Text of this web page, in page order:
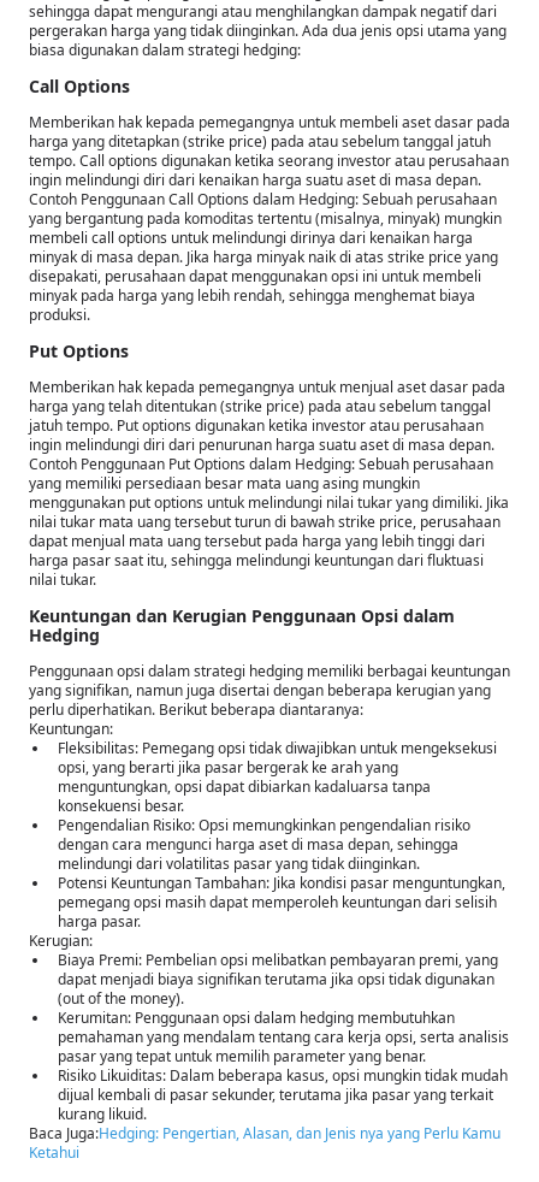
sehingga dapat mengurangi atau menghilangkan dampak negatif dari
pergerakan harga yang tidak diinginkan. Ada dua jenis opsi utama yang
biasa digunakan dalam strategi hedging:
Call Options
Memberikan hak kepada pemegangnya untuk membeli aset dasar pada
harga yang ditetapkan (strike price) pada atau sebelum tanggal jatuh
tempo. Call options digunakan ketika seorang investor atau perusahaan
ingin melindungi diri dari kenaikan harga suatu aset di masa depan.
Contoh Penggunaan Call Options dalam Hedging: Sebuah perusahaan
yang bergantung pada komoditas tertentu (misalnya, minyak) mungkin
membeli call options untuk melindungi dirinya dari kenaikan harga
minyak di masa depan. Jika harga minyak naik di atas strike price yang
disepakati, perusahaan dapat menggunakan opsi ini untuk membeli
minyak pada harga yang lebih rendah, sehingga menghemat biaya
produksi.
Put Options
Memberikan hak kepada pemegangnya untuk menjual aset dasar pada
harga yang telah ditentukan (strike price) pada atau sebelum tanggal
jatuh tempo. Put options digunakan ketika investor atau perusahaan
ingin melindungi diri dari penurunan harga suatu aset di masa depan.
Contoh Penggunaan Put Options dalam Hedging: Sebuah perusahaan
yang memiliki persediaan besar mata uang asing mungkin
menggunakan put options untuk melindungi nilai tukar yang dimiliki. Jika
nilai tukar mata uang tersebut turun di bawah strike price, perusahaan
dapat menjual mata uang tersebut pada harga yang lebih tinggi dari
harga pasar saat itu, sehingga melindungi keuntungan dari fluktuasi
nilai tukar.
Keuntungan dan Kerugian Penggunaan Opsi dalam
Hedging
Penggunaan opsi dalam strategi hedging memiliki berbagai keuntungan
yang signifikan, namun juga disertai dengan beberapa kerugian yang
perlu diperhatikan. Berikut beberapa diantaranya:
Keuntungan:
Fleksibilitas: Pemegang opsi tidak diwajibkan untuk mengeksekusi
opsi, yang berarti jika pasar bergerak ke arah yang
menguntungkan, opsi dapat dibiarkan kadaluarsa tanpa
konsekuensi besar.
Pengendalian Risiko: Opsi memungkinkan pengendalian risiko
dengan cara mengunci harga aset di masa depan, sehingga
melindungi dari volatilitas pasar yang tidak diinginkan.
Potensi Keuntungan Tambahan: Jika kondisi pasar menguntungkan,
pemegang opsi masih dapat memperoleh keuntungan dari selisih
harga pasar.
Kerugian:
Biaya Premi: Pembelian opsi melibatkan pembayaran premi, yang
dapat menjadi biaya signifikan terutama jika opsi tidak digunakan
(out of the money).
Kerumitan: Penggunaan opsi dalam hedging membutuhkan
pemahaman yang mendalam tentang cara kerja opsi, serta analisis
pasar yang tepat untuk memilih parameter yang benar.
Risiko Likuiditas: Dalam beberapa kasus, opsi mungkin tidak mudah
dijual kembali di pasar sekunder, terutama jika pasar yang terkait
kurang likuid.
Baca Juga:Hedging: Pengertian, Alasan, dan Jenis nya yang Perlu Kamu
Ketahui